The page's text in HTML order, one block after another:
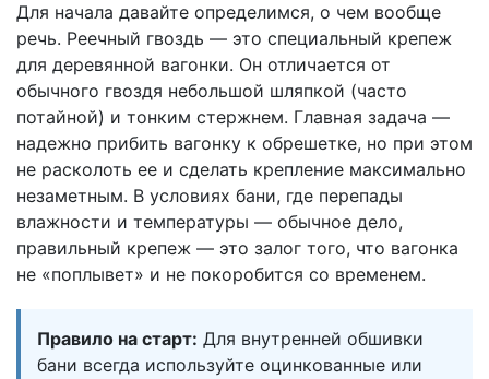
Для начала давайте определимся, о чем вообще
речь. Реечный гвоздь — это специальный крепеж
для деревянной вагонки. Он отличается от
обычного гвоздя небольшой шляпкой (часто
потайной) и тонким стержнем. Главная задача —
надежно прибить вагонку к обрешетке, но при этом
не расколоть ее и сделать крепление максимально
незаметным. В условиях бани, где перепады
влажности и температуры — обычное дело,
правильный крепеж — это залог того, что вагонка
не «поплывет» и не покоробится со временем.
Правило на старт: Для внутренней обшивки
бани всегда используйте оцинкованные или